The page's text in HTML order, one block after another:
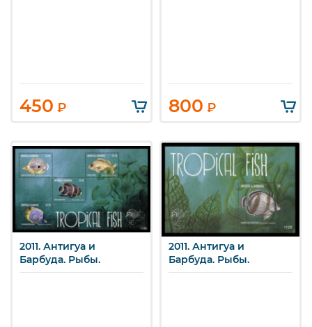
450 ₽ 800 ₽
2011. Антигуа и
Барбуда. Рыбы.
2011. Антигуа и
Барбуда. Рыбы.